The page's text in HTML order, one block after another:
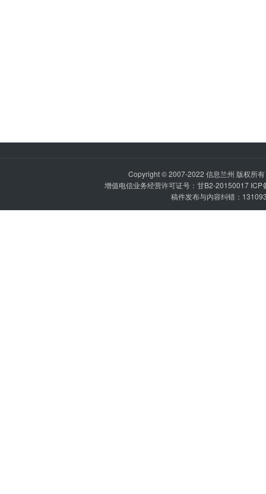
Copyright © 2007-2022 信息兰州 版权所
增值电信业务经营许可证号：甘B2-20150017 ICP
稿件发布与内容纠错：